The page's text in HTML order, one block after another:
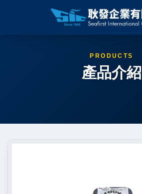
PRODUCTS
產品介紹